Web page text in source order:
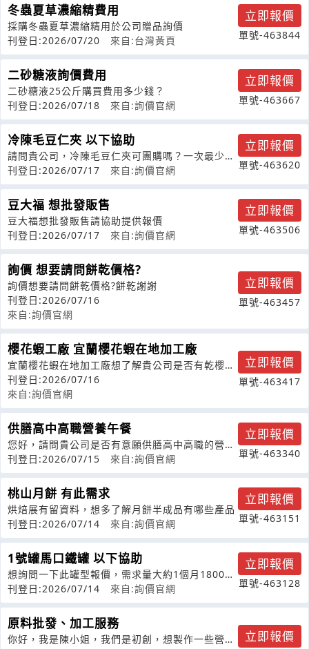
冬蟲夏草濃縮精費用
採購冬蟲夏草濃縮精用於公司贈品詢價
刊登日:2026/07/20
來自:台灣黃頁
立即報價
單號-463844
二砂糖液詢價費用
二砂糖液25公斤購買費用多少錢？
刊登日:2026/07/18
來自:詢價官網
立即報價
單號-463667
冷陳毛豆仁夾 以下協助
請問貴公司，冷陳毛豆仁夾可團購嗎？一次最少量
為多少？價格如何？訂購後幾時可送到？
刊登日:2026/07/17 來自:詢價官網
立即報價
單號-463620
豆大福 想批發販售
豆大福想批發販售請協助提供報價
刊登日:2026/07/17
來自:詢價官網
立即報價
單號-463506
詢價 想要請問餅乾價格?
詢價想要請問餅乾價格?餅乾謝謝
刊登日:2026/07/16
來自:詢價官網
立即報價
單號-463457
櫻花蝦工廠 宜蘭櫻花蝦在地加工廠
宜蘭櫻花蝦在地加工廠想了解貴公司是否有乾櫻花
蝦的需求
刊登日:2026/07/16
來自:詢價官網
立即報價
單號-463417
供膳高中高職營養午餐
您好，請問貴公司是否有意願供膳高中高職的營養
午餐和晚餐？如有意願，麻煩您與我聯絡
刊登日:2026/07/15 來自:詢價官網
立即報價
單號-463340
桃山月餅 有此需求
烘焙展有留資料，想多了解月餅半成品有哪些產品
刊登日:2026/07/14
來自:詢價官網
立即報價
單號-463151
1號罐馬口鐵罐 以下協助
想詢問一下此罐型報價，需求量大約1個月18000
罐
刊登日:2026/07/14 來自:詢價官網
立即報價
單號-463128
原料批發、加工服務
你好，我是陳小姐，我們是初創，想製作一些營養
立即報價